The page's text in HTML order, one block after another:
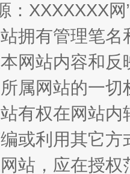
白藏房 除
：XXXXXXX
拥有管理笔
本网站内容和
属网站的一
有权在网站
或利用其它
站，应在授